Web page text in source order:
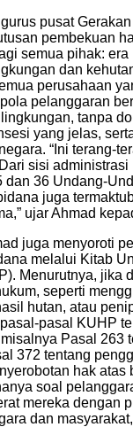
pusat
pembekuan
semua pihak:
dan
perusahaan
pelanggaran
tanpa
yang jelas,
“Ini terang-
sisi administrasi
dan 36 Undang-
juga
ujar Ahmad
juga menyoroti
melalui Kitab
Menurutnya, jika
seperti
hutan, atau
pasal KUHP
Pasal 263
372 tentang
hak atas
soal
mereka dengan
dan